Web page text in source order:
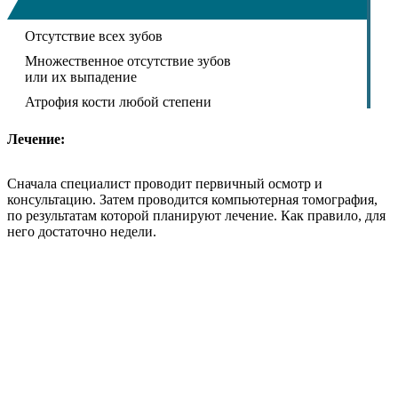
Отсутствие всех зубов
Множественное отсутствие зубов
или их выпадение
Атрофия кости любой степени
Лечение:
Сначала специалист проводит первичный осмотр и
консультацию. Затем проводится компьютерная томография,
по результатам которой планируют лечение. Как правило, для
него достаточно недели.